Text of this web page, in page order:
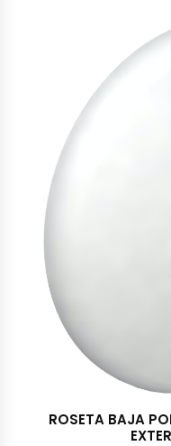
ROSETA BAJA